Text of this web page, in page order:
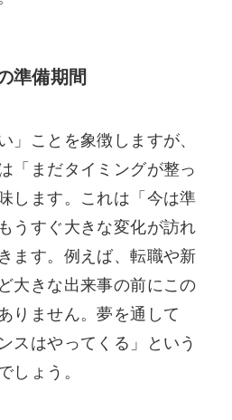
準備期間
」ことを象徴しますが、
「まだタイミングが整っ
します。これは「今は準
うすぐ大きな変化が訪れ
ます。例えば、転職や新
大きな出来事の前にこの
りません。夢を通して
スはやってくる」という
しょう。